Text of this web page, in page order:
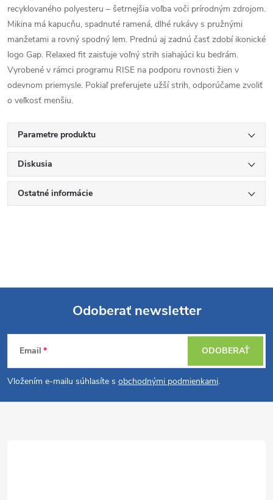
recyklovaného polyesteru – šetrnejšia voľba voči prírodným zdrojom.
Mikina má kapucňu, spadnuté ramená, dlhé rukávy s pružnými
manžetami a rovný spodný lem. Prednú aj zadnú časť zdobí ikonické
logo Gap. Relaxed fit zaisťuje voľný strih siahajúci ku bedrám.
Vyrobené v rámci programu RISE na podporu rovnosti žien v
odevnom priemysle. Pokiaľ preferujete užší strih, odporúčame zvoliť
o veľkosť menšiu.
Parametre produktu
Diskusia
Ostatné informácie
Z
á
p
Odoberať newsletter
Email
Vložením e-mailu súhlasíte s obchodnými podmienkami.
ODOBERAŤ